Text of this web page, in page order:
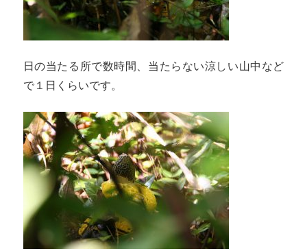
日の当たる所で数時間、当たらない涼しい山中など
で１日くらいです。